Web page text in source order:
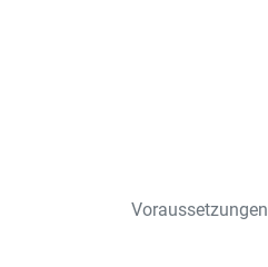
Voraussetzungen